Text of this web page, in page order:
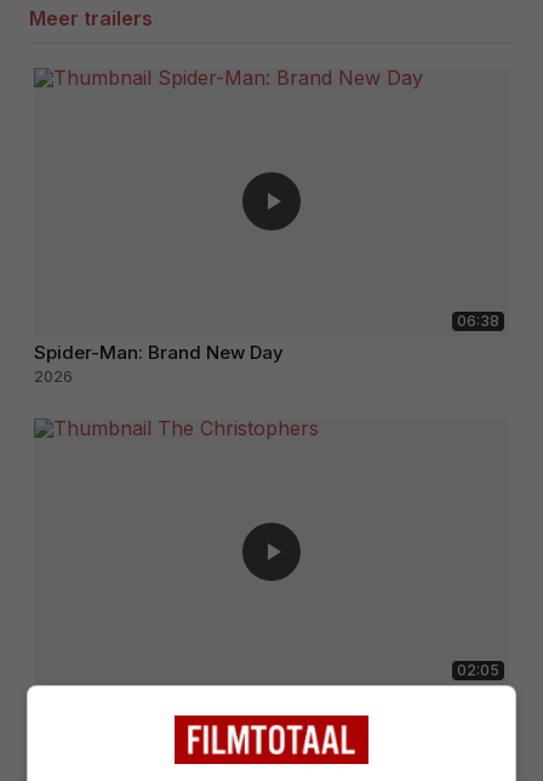
Meer trailers
06:38
Spider-Man: Brand New Day
2026
02:05